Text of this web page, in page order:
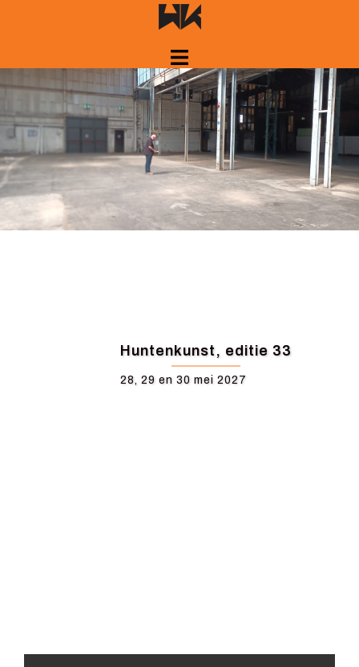
Huntenkunst, editie 33
28, 29 en 30 mei 2027